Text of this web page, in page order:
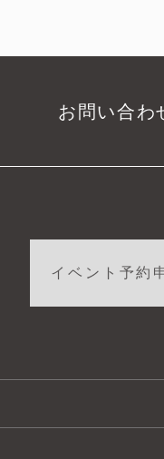
お問い合わ
イベント予約